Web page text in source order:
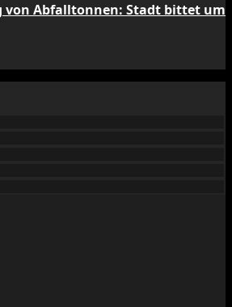
von Abfalltonnen: Stadt bittet um